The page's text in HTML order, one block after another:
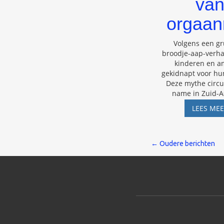
van
Volgens een
broodje-aap-
kinderen en
gekidnapt voor
Deze mythe
name in Zuid-
LEES
Berichten
← Oudere berichten